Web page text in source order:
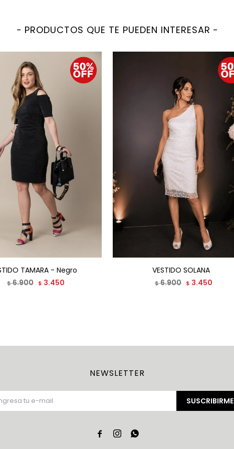
PRODUCTOS QUE TE PUEDEN INTERESAR
TAMARA - Negro
$6.900 $ 3.450
VESTIDO SOLANA
$6.900 $ 3.450
NEWSLETTER
SUSCRIBIRME
  